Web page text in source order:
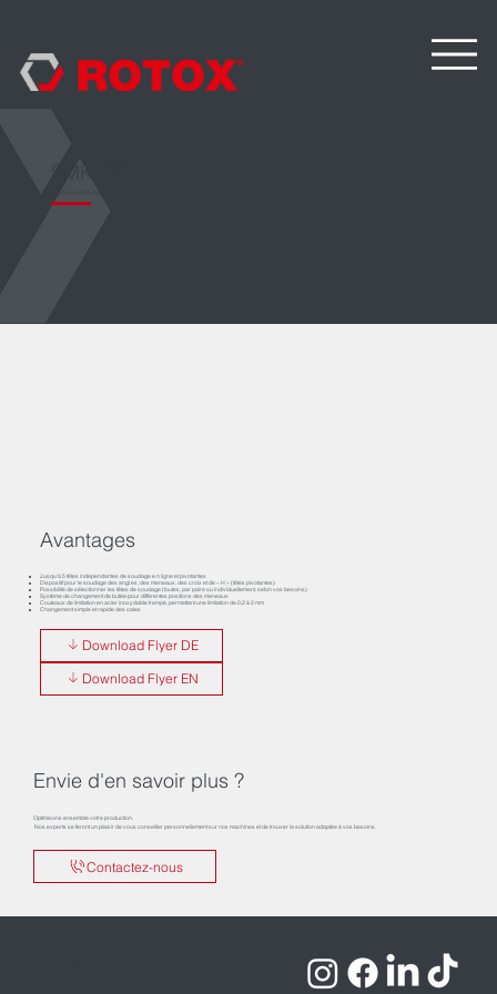
SMK 505
Avantages
Jusqu‘à 5 têtes indépendantes de soudage e n ligne et pivotantes
Dispositif pour le soudage des angl es, des meneaux, des croix et de « H » (têtes pivotantes)
Possibilité de sélectionner les têtes de soudage (toutes, par paire ou individuellement, selon vos besoins)
Système de changement de butée pour différentes positions des meneaux
Couteaux de limitation en acier inoxydable trempé, permettant une limitation de 0,2 à 2 mm
Changement simple et rapide des cales
Download Flyer DE
Download Flyer EN
Envie d'en savoir plus ?
Optimisons ensemble votre production.
Nos experts se feront un plaisir de vous conseiller personnellement sur nos machines et de trouver la solution adaptée à vos besoins.
Contactez-nous